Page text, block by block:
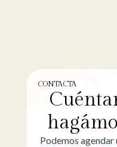
CONTACTA
Podemos